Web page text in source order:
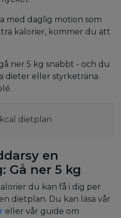
med daglig motion som
kalorier, kommer du att
ner 5 kg snabbt - och du
dieter eller styrketräna
kcal dietplan
en
Gå ner 5 kg
du kan få i dig per
dietplan. Du kan läsa vår
eller vår guide om